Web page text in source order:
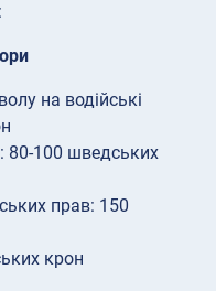
на водійські
80-100 шведських
прав: 150
крон